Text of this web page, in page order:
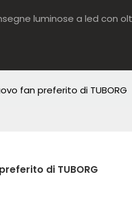
luminose a led con
fan preferito di TUBORG
di TUBORG